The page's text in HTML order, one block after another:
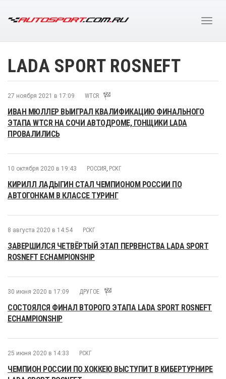
LADA SPORT ROSNEFT
27 ноября 2021 в 17:09 WTCR
ИВАН МЮЛЛЕР ВЫИГРАЛ КВАЛИФИКАЦИЮ ФИНАЛЬНОГО
ЭТАПА WTCR НА СОЧИ АВТОДРОМЕ, ГОНЩИКИ LADA
ПРОВАЛИЛИСЬ
10 октября 2020 в 19:43 РОССИЯ , РСКГ
КИРИЛЛ ЛАДЫГИН СТАЛ ЧЕМПИОНОМ РОССИИ ПО
АВТОГОНКАМ В КЛАССЕ ТУРИНГ
8 августа 2020 в 14:54 РСКГ
ЗАВЕРШИЛСЯ ЧЕТВЁРТЫЙ ЭТАП ПЕРВЕНСТВА LADA SPORT
ROSNEFT ECHAMPIONSHIP
30 июня 2020 в 17:09 ДРУГОЕ
СОСТОЯЛСЯ ФИНАЛ ВТОРОГО ЭТАПА LADA SPORT ROSNEFT
ECHAMPIONSHIP
25 июня 2020 в 14:33 РСКГ
ЧЕМПИОН РОССИИ ПО ХОККЕЮ ВЫСТУПИТ В КИБЕРТУРНИРЕ